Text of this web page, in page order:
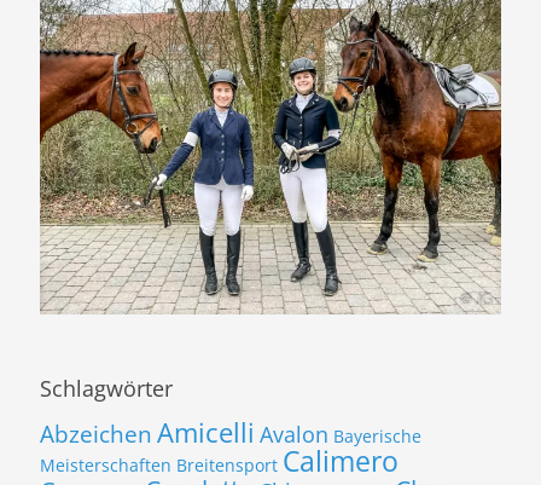
Schlagwörter
Abzeichen Amicelli Avalon Bayerische
Meisterschaften Breitensport Calimero